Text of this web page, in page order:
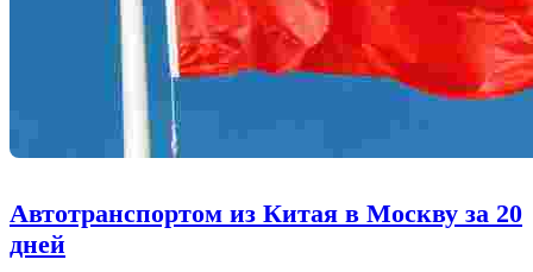
Автотранспортом из Китая в Москву за 20
дней